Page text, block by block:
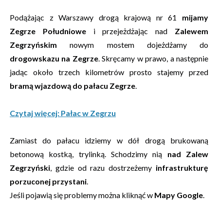
Podążając z Warszawy drogą krajową nr 61 mijamy
Zegrze Południowei przejeżdżając nad Zalewem
Zegrzyńskim nowym mostem dojeżdżamy do
drogowskazu na Zegrze. Skręcamy w prawo, a następnie
jadąc około trzech kilometrów prosto stajemy przed
bramą wjazdową do pałacu Zegrze.
Czytaj więcej: Pałac w Zegrzu
Zamiast do pałacu idziemy w dół drogą brukowaną
betonową kostką, trylinką. Schodzimy nią nad Zalew
Zegrzyński, gdzie od razu dostrzeżemy infrastrukturę
porzuconej przystani.
Jeśli pojawią się problemy można kliknąć w Mapy Google.